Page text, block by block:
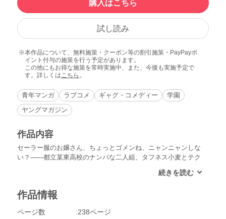
購入はこちら
試し読み
本作品について、無料施策・クーポン等の割引施策・PayPayポ
イント付与の施策を行う予定があります。
この他にもお得な施策を常時実施中、また、今後も実施予定で
す。詳しくはこちら 。
青年マンガ ラブコメ ギャグ・コメディー
学園
ヤングマガジン
作品内容
セーラー服のお嬢さん、ちょっとゴメンね、ニャンニャンしな
い？――都立某東高校のナンパな二人組、タフネス小麦とテク
どこまでも本気（マジ）でエッチしたい二人の青春スキャンテ
レ!!
作品情報
ページ数
238ページ